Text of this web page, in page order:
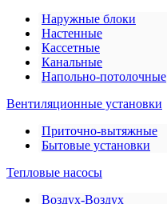
Наружные блоки
Настенные
Кассетные
Канальные
Напольно-потолочные
Вентиляционные установки
Приточно-вытяжные
Бытовые установки
Тепловые насосы
Воздух-Воздух